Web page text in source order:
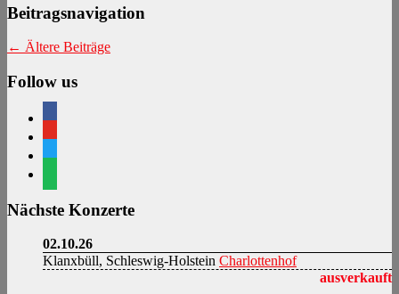
Beitragsnavigation
← Ältere Beiträge
Follow us
Nächste Konzerte
02.10.26
Klanxbüll, Schleswig-Holstein Charlottenhof
ausverkauft